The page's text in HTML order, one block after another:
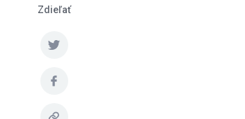
Zdieľať